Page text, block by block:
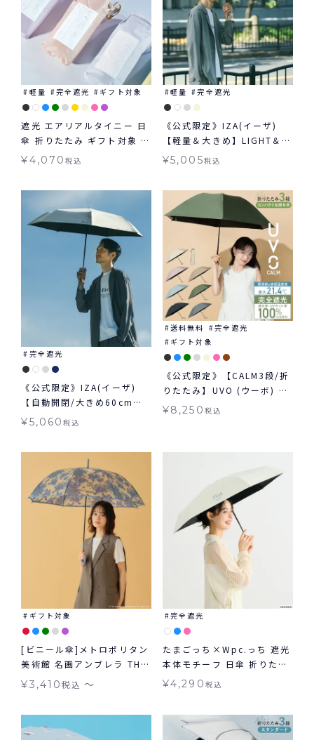
軽量 完全遮光 ギフト対象
遮光 エアリアルタイニー 日
傘 折りたたみ ギフト対象 晴
雨兼用 Wpc.
¥4,070税込
軽量 完全遮光
《公式限定》IZA(イーザ)
【軽量＆大きめ】LIGHT＆
LARGE ライト&ラージ 日傘
¥5,005税込
完全遮光
《公式限定》IZA(イーザ)
【自動開閉/大きめ60cm】
AUTOMATIC & SAFE 60cm
め 自動開閉傘 晴雨兼用 ギフ
ト対象
¥5,060税込
送料無料
完全遮光
ギフト対象
《公式限定》【CALM3段/折
りたたみ】UVO (ウーボ) 最
強の日傘 カーム 3段折 完全
¥8,250 税込
ギフト対象
[ビニール傘]メトロポリタン
美術館 名画アンブレラ THE
MET × Wpc. 雨傘 長傘 折
りたたみ傘
¥3,410税込 〜
完全遮光
たまごっち×Wpc.っち 遮光
本体モチーフ 日傘 折りたた
み ギフト対象 晴雨兼用
¥4,290 税込